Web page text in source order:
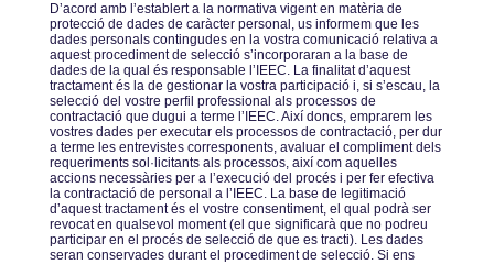
Dʼacord amb lʼestablert a la normativa vigent en matèria de
protecció de dades de caràcter personal, us informem que les
dades personals contingudes en la vostra comunicació relativa a
aquest procediment de selecció sʼincorporaran a la base de
dades de la qual és responsable lʼIEEC. La finalitat dʼaquest
tractament és la de gestionar la vostra participació i, si sʼescau, la
selecció del vostre perfil professional als processos de
contractació que dugui a terme lʼIEEC. Així doncs, emprarem les
vostres dades per executar els processos de contractació, per dur
a terme les entrevistes corresponents, avaluar el compliment dels
requeriments sol·licitants als processos, així com aquelles
accions necessàries per a lʼexecució del procés i per fer efectiva
la contractació de personal a lʼIEEC. La base de legitimació
dʼaquest tractament és el vostre consentiment, el qual podrà ser
revocat en qualsevol moment (el que significarà que no podreu
participar en el procés de selecció de que es tracti). Les dades
seran conservades durant el procediment de selecció. Si ens